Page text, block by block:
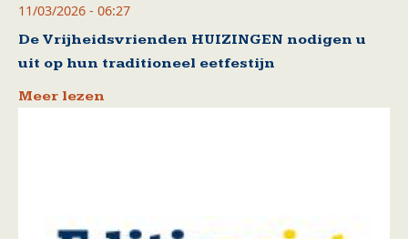
11/03/2026 - 06:27
De Vrijheidsvrienden HUIZINGEN nodigen u
uit op hun traditioneel eetfestijn
Meer lezen